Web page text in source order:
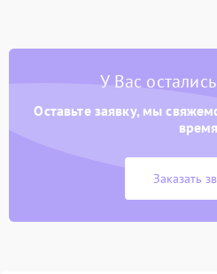
У Вас
Оставьте заявку, мы
время
Заказать